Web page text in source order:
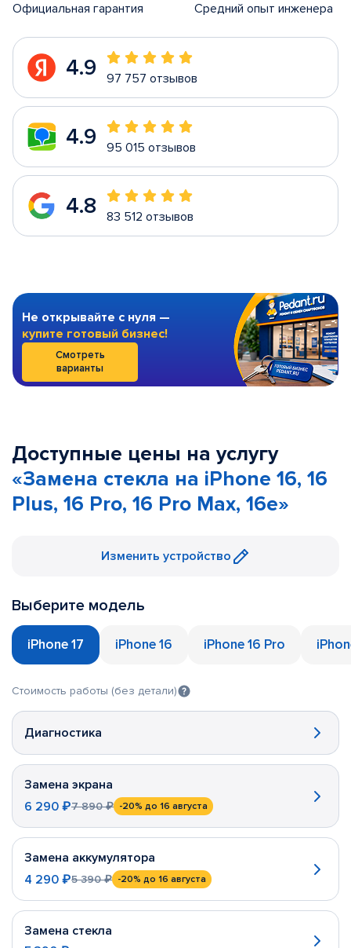
Официальная гарантия Средний опыт инженера
4.9 97 757 отзывов
4.9 95 015 отзывов
4.8 83 512 отзывов
Не открывайте с нуля —
купите готовый бизнес!
Смотреть
варианты
Доступные цены на услугу
«Замена стекла на iPhone 16, 16
Plus, 16 Pro, 16 Pro Max, 16e»
Изменить устройство
Выберите модель
iPhone 17 iPhone 16 iPhone 16 Pro
Стоимость работы (без детали)
Диагностика
Замена экрана
6 290 ₽7 890 ₽ -20% до 16 августа
Замена аккумулятора
4 290 ₽5 390 ₽ -20% до 16 августа
Замена стекла